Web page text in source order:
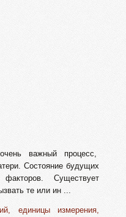
важный процесс,
Состояние будущих
Существует
те или ин ...
единицы измерения,